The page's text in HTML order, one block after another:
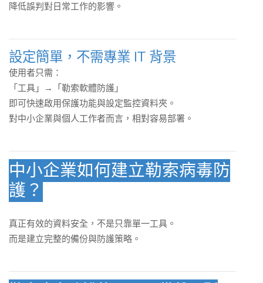
降低誤判對日常工作的影響。
設定簡單，不需專業 IT 背景
使用者只需：
「工具」→「勒索軟體防護」
即可快速啟用保護功能與設定監控資料夾。
對中小企業與個人工作者而言，相對容易部署。
中小企業如何建立勒索病毒防
護？
真正有效的資料安全，不是只靠單一工具。
而是建立完整的備份與防護策略。